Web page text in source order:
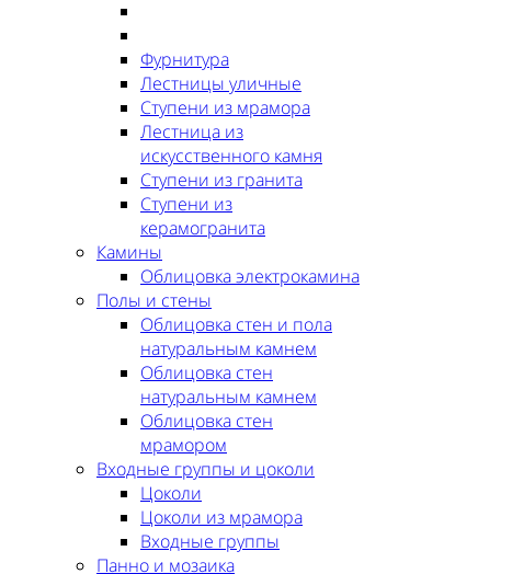
Фурнитура
Лестницы уличные
Ступени из мрамора
Лестница из
искусственного камня
Ступени из гранита
Ступени из
керамогранита
Камины
Облицовка электрокамина
Полы и стены
Облицовка стен и пола
натуральным камнем
Облицовка стен
натуральным камнем
Облицовка стен
мрамором
Входные группы и цоколи
Цоколи
Цоколи из мрамора
Входные группы
Панно и мозаика